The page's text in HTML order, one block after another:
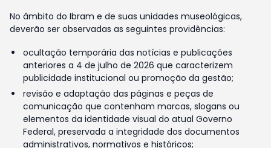
No âmbito do Ibram e de suas unidades museológicas,
deverão ser observadas as seguintes providências:
ocultação temporária das notícias e publicações
anteriores a 4 de julho de 2026 que caracterizem
publicidade institucional ou promoção da gestão;
revisão e adaptação das páginas e peças de
comunicação que contenham marcas, slogans ou
elementos da identidade visual do atual Governo
Federal, preservada a integridade dos documentos
administrativos, normativos e históricos;